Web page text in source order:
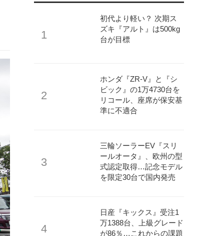
初代より軽い？ 次期ス
ズキ『アルト』は500kg
台が目標
ホンダ『ZR-V』と『シ
ビック』の1万4730台を
リコール、座席が保安基
準に不適合
三輪ソーラーEV『スリ
ールオータ』、欧州の型
式認定取得…記念モデル
を限定30台で国内発売
日産『キックス』受注1
万1388台、上級グレード
が86％…これからの課題